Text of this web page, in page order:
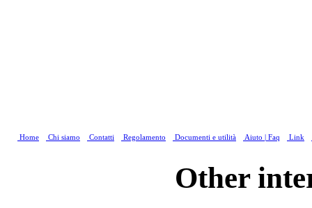
Home Chi siamo Contatti Regolamento Documenti e utilità Aiuto | Faq Link
Other